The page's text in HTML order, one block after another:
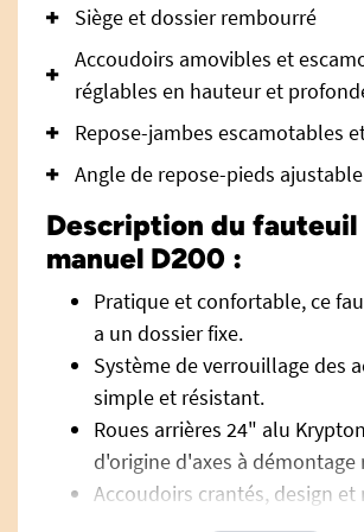
Siège et dossier rembourré
Accoudoirs amovibles et
réglables en hauteur et
Repose-jambes escamotables
Angle de repose-pieds ajustable
Description du
manuel D200 :
Pratique et confortable, ce
a un dossier fixe.
Système de verrouillage des
simple et résistant.
Roues arrières 24" alu
d'origine d'axes à démontage
Accoudoirs crantés, design et
La roulette d'angle de palette